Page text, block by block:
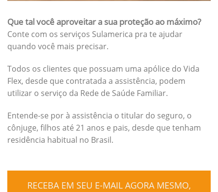
Que tal você aproveitar a sua proteção ao máximo?
Conte com os serviços Sulamerica pra te ajudar
quando você mais precisar.
Todos os clientes que possuam uma apólice do Vida
Flex, desde que contratada a assistência, podem
utilizar o serviço da Rede de Saúde Familiar.
Entende-se por à assistência o titular do seguro, o
cônjuge, filhos até 21 anos e pais, desde que tenham
residência habitual no Brasil.
RECEBA EM SEU E-MAIL AGORA MESMO,